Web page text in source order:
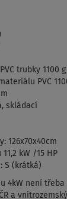
trubky 1100
PVC
skládací
126x70x40cm
kW /15 HP
S (krátká)
4kW není
a